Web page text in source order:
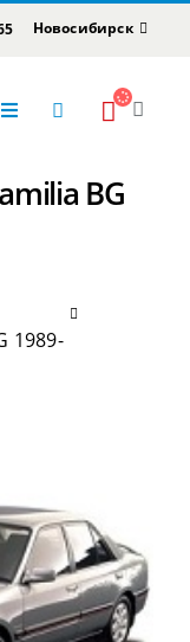
Новосибирск
BG
1989-